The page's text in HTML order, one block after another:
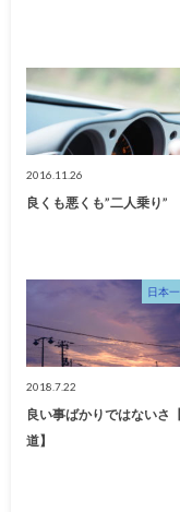
2016.11.26
良くも悪くも”二人乗り”
日本
2018.7.22
良い事ばかりではないさ
道】